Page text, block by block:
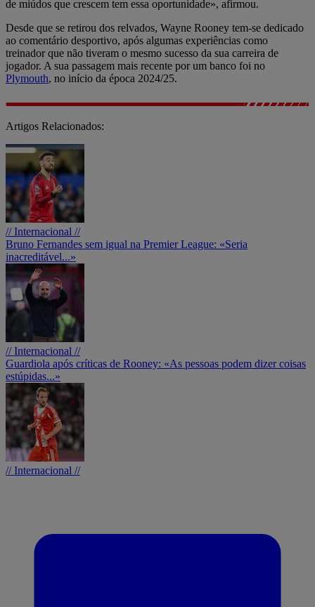
de miúdos que crescem tem essa oportunidade», afirmou.
Desde que se retirou dos relvados, Wayne Rooney tem-se dedicado
ao comentário desportivo, após algumas experiências como
treinador que não tiveram o mesmo sucesso da sua carreira de
jogador. A sua passagem mais recente por um banco foi no
Plymouth, no início da época 2024/25.
Artigos Relacionados:
// Internacional //
Bruno Fernandes sem igual na Premier League: «Seria
inacreditável...»
// Internacional //
Guardiola após críticas de Rooney: «As pessoas podem dizer coisas
estúpidas...»
// Internacional //